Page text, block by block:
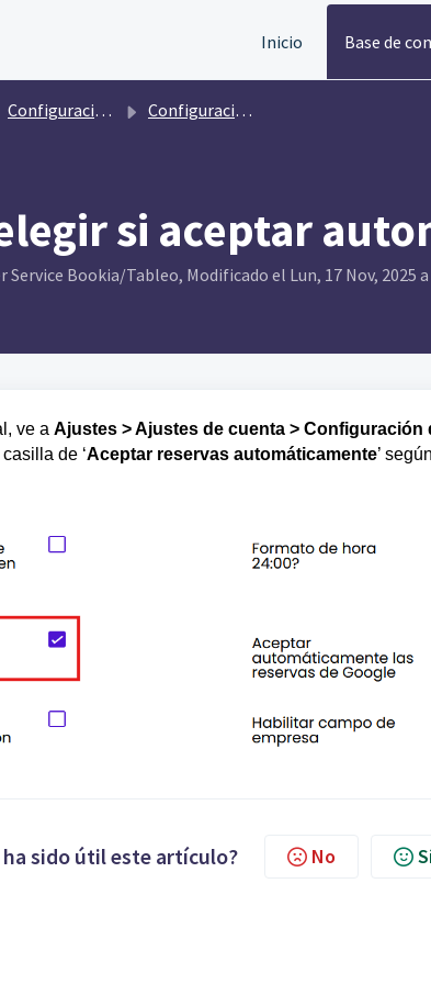
Inicio
Base de
Configuración de widgets Configuración de widgets
si aceptar
Bookia/Tableo, Modificado el Lun, 17 Nov, 2025
ve a Ajustes > Ajustes de cuenta > Configuración
de ‘Aceptar reservas automáticamente’
ha sido útil este artículo? No